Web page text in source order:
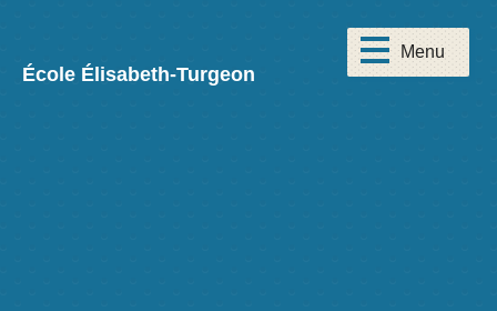
École Élisabeth-Turgeon